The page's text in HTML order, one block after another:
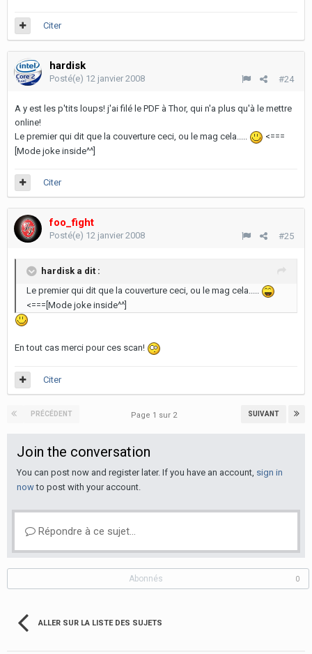
Citer
hardisk
#24
Posté(e) 12 janvier 2008
A y est les p'tits loups! j'ai filé le PDF à Thor, qui n'a plus qu'à le mettre
online!
Le premier qui dit que la couverture ceci, ou le mag cela.....
<===
[Mode joke inside^^]
Citer
foo_fight
#25
Posté(e) 12 janvier 2008
hardisk a dit :
Le premier qui dit que la couverture ceci, ou le mag cela.....
<===[Mode joke inside^^]
En tout cas merci pour ces scan!
Citer
PRÉCÉDENT SUIVANT
Page 1 sur 2
Join the conversation
You can post now and register later. If you have an account, sign in
nowto post with your account.
Répondre à ce sujet…
Abonnés 0
ALLER SUR LA LISTE DES SUJETS